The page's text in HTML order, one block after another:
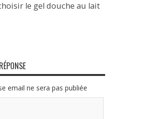
le gel douche au lait
email ne sera pas publiée